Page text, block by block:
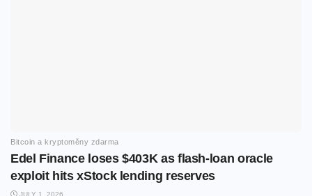
Bitcoin a kryptoměny zdarma
Edel Finance loses $403K as flash-loan oracle
exploit hits xStock lending reserves
JULY 1, 2026